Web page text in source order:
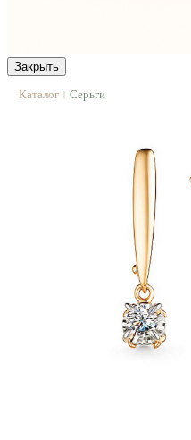
Закрыть
Каталог | Серьги